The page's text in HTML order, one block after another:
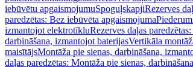
iebūvētu apgaismojumuSpoguļskapjiRezerves
paredzētas: Bez iebūvēta apgaismojuma
izmantojot elektrotīkluRezerves daļas
darbināšana, izmantojot baterijasVertikāla
maisītājsMontāža pie sienas, darbināšana,
daļas paredzētas: Montāža pie sienas,